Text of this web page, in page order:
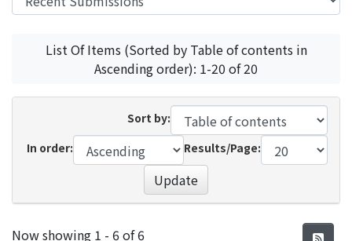
List Of Items (Sorted by Table of contents in
Ascending order): 1-20 of 20
Sort by:
In order:
Results/Page:
Update
Recent Submissions
Now showing 1 - 6 of 6